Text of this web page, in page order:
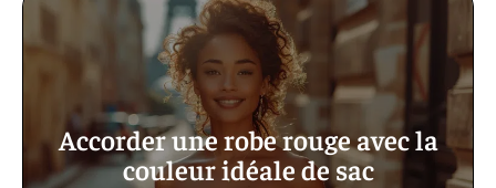
Accorder une robe rouge avec la
couleur idéale de sac